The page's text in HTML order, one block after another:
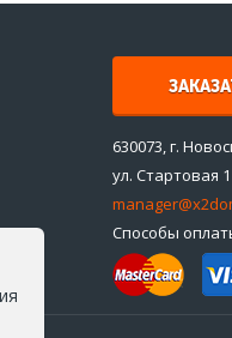
630073, г.
ул. Стартовая 1
Способы